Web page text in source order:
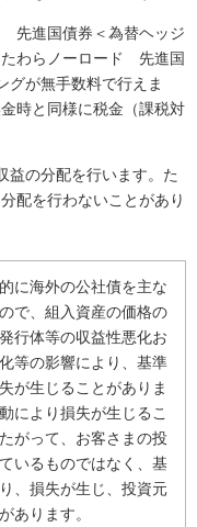
先進国債券＜為替ヘッジ
たわらノーロード 先進国
グが無手数料で行えま
時と同様に税金（課税対
益の分配を行います。た
配を行わないことがあり
に海外の公社債を主な
で、組入資産の価格の
行体等の収益性悪化お
等の影響により、基準
が生じることがありま
により損失が生じるこ
がって、お客さまの投
いるものではなく、基
、損失が生じ、投資元
あります。